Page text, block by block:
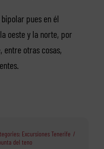
pues en él
oeste y la norte, por
entre otras cosas,
Excursiones Tenerife /
del teno